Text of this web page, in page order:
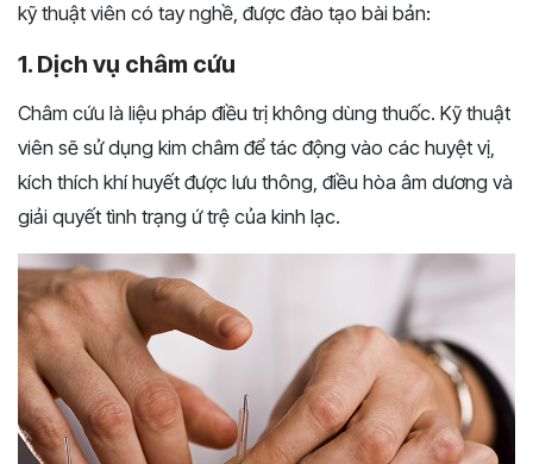
kỹ thuật viên có tay nghề, được đào tạo bài bản:
1. Dịch vụ châm cứu
Châm cứu là liệu pháp điều trị không dùng thuốc. Kỹ thuật
viên sẽ sử dụng kim châm để tác động vào các huyệt vị,
kích thích khí huyết được lưu thông, điều hòa âm dương và
giải quyết tình trạng ứ trệ của kinh lạc.